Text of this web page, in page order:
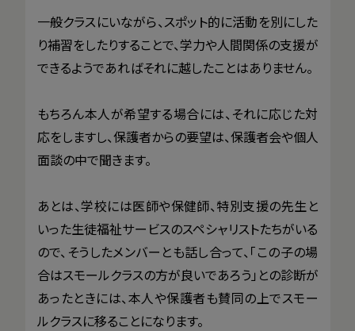
一般クラスにいながら、スポット的に活動を別にした
り補習をしたりすることで、学力や人間関係の支援が
できるようであればそれに越したことはありません。
もちろん本人が希望する場合には、それに応じた対
応をしますし、保護者からの要望は、保護者会や個人
面談の中で聞きます。
あとは、学校には医師や保健師、特別支援の先生と
いった生徒福祉サービスのスペシャリストたちがいる
ので、そうしたメンバーとも話し合って、「この子の場
合はスモールクラスの方が良いであろう」との診断が
あったときには、本人や保護者も賛同の上でスモー
ルクラスに移ることになります。